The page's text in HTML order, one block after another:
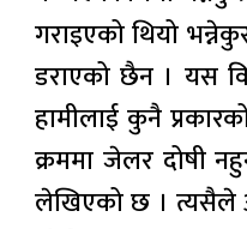
गराइएको थियो
डराएको छैन । यस
हामीलाई कुनै
क्रममा जेलर दोषी
लेखिएको छ । त्यसैले